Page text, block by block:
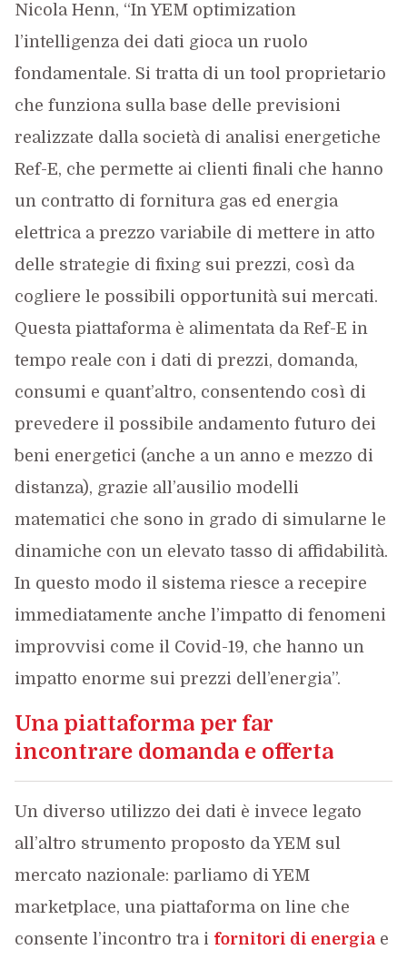
Nicola Henn, “In YEM optimization
l’intelligenza dei dati gioca un ruolo
fondamentale. Si tratta di un tool proprietario
che funziona sulla base delle previsioni
realizzate dalla società di analisi energetiche
Ref-E, che permette ai clienti finali che hanno
un contratto di fornitura gas ed energia
elettrica a prezzo variabile di mettere in atto
delle strategie di fixing sui prezzi, così da
cogliere le possibili opportunità sui mercati.
Questa piattaforma è alimentata da Ref-E in
tempo reale con i dati di prezzi, domanda,
consumi e quant’altro, consentendo così di
prevedere il possibile andamento futuro dei
beni energetici (anche a un anno e mezzo di
distanza), grazie all’ausilio modelli
matematici che sono in grado di simularne le
dinamiche con un elevato tasso di affidabilità.
In questo modo il sistema riesce a recepire
immediatamente anche l’impatto di fenomeni
improvvisi come il Covid-19, che hanno un
impatto enorme sui prezzi dell’energia”.
Una piattaforma per far
incontrare domanda e offerta
Un diverso utilizzo dei dati è invece legato
all’altro strumento proposto da YEM sul
mercato nazionale: parliamo di YEM
marketplace, una piattaforma on line che
consente l’incontro tra i fornitori di energiae